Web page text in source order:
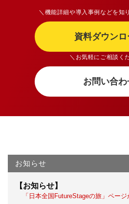
＼機能詳細や導入事例などを知
資料ダウンロ
＼お気軽にご相談く
お問い合わ
お知らせ
【お知らせ】
「日本全国FutureStageの旅」ページ